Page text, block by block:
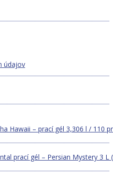
údajov
Hawaii – prací gél 3,306 l / 110
prací gél – Persian Mystery 3 L